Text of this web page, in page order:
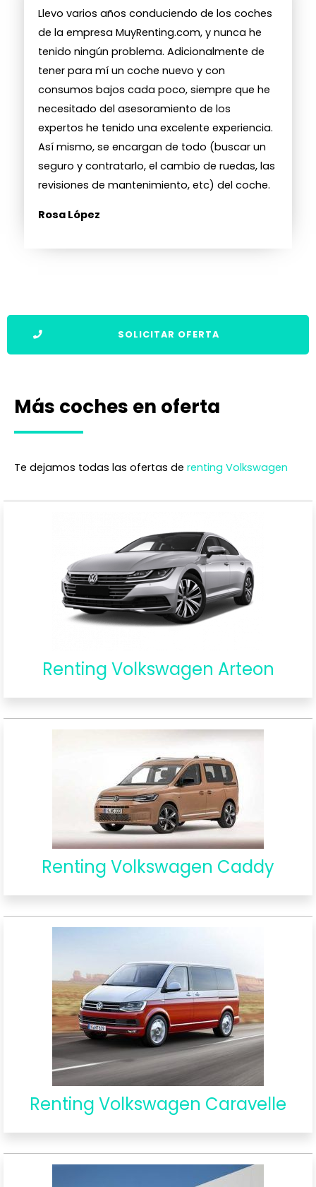
Llevo varios años conduciendo de los coches
de la empresa MuyRenting.com, y nunca he
tenido ningún problema. Adicionalmente de
tener para mí un coche nuevo y con
consumos bajos cada poco, siempre que he
necesitado del asesoramiento de los
expertos he tenido una excelente experiencia.
Así mismo, se encargan de todo (buscar un
seguro y contratarlo, el cambio de ruedas, las
revisiones de mantenimiento, etc) del coche.
Rosa López
SOLICITAR OFERTA
Más coches en oferta
Te dejamos todas las ofertas de renting Volkswagen
Renting Volkswagen Arteon
Renting Volkswagen Caddy
Renting Volkswagen Caravelle